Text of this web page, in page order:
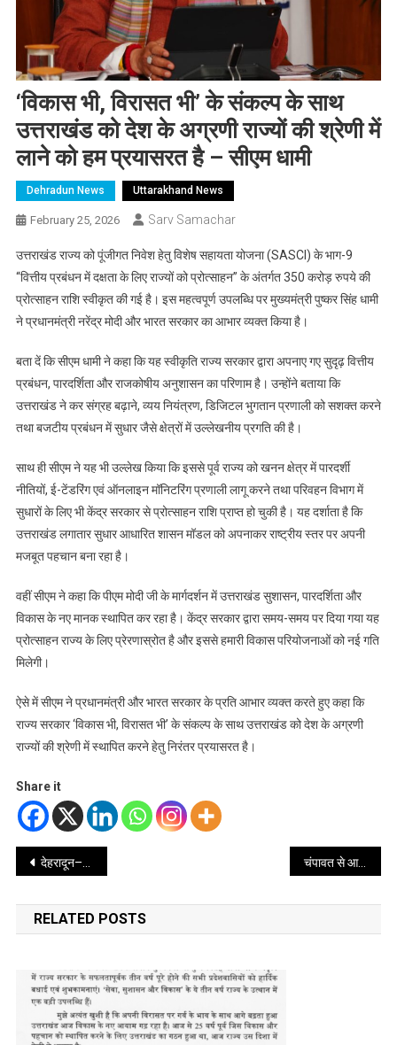
‘विकास भी, विरासत भी’ के संकल्प के साथ
उत्तराखंड को देश के अग्रणी राज्यों की श्रेणी में
लाने को हम प्रयासरत है – सीएम धामी
Dehradun News Uttarakhand News
February 25, 2026 Sarv Samachar
उत्तराखंड राज्य को पूंजीगत निवेश हेतु विशेष सहायता योजना (SASCI) के भाग-9
“वित्तीय प्रबंधन में दक्षता के लिए राज्यों को प्रोत्साहन” के अंतर्गत 350 करोड़ रुपये की
प्रोत्साहन राशि स्वीकृत की गई है। इस महत्वपूर्ण उपलब्धि पर मुख्यमंत्री पुष्कर सिंह धामी
ने प्रधानमंत्री नरेंद्र मोदी और भारत सरकार का आभार व्यक्त किया है।
बता दें कि सीएम धामी ने कहा कि यह स्वीकृति राज्य सरकार द्वारा अपनाए गए सुदृढ़ वित्तीय
प्रबंधन, पारदर्शिता और राजकोषीय अनुशासन का परिणाम है। उन्होंने बताया कि
उत्तराखंड ने कर संग्रह बढ़ाने, व्यय नियंत्रण, डिजिटल भुगतान प्रणाली को सशक्त करने
तथा बजटीय प्रबंधन में सुधार जैसे क्षेत्रों में उल्लेखनीय प्रगति की है।
साथ ही सीएम ने यह भी उल्लेख किया कि इससे पूर्व राज्य को खनन क्षेत्र में पारदर्शी
नीतियों, ई-टेंडरिंग एवं ऑनलाइन मॉनिटरिंग प्रणाली लागू करने तथा परिवहन विभाग में
सुधारों के लिए भी केंद्र सरकार से प्रोत्साहन राशि प्राप्त हो चुकी है। यह दर्शाता है कि
उत्तराखंड लगातार सुधार आधारित शासन मॉडल को अपनाकर राष्ट्रीय स्तर पर अपनी
मजबूत पहचान बना रहा है।
वहीं सीएम ने कहा कि पीएम मोदी जी के मार्गदर्शन में उत्तराखंड सुशासन, पारदर्शिता और
विकास के नए मानक स्थापित कर रहा है। केंद्र सरकार द्वारा समय-समय पर दिया गया यह
प्रोत्साहन राज्य के लिए प्रेरणास्रोत है और इससे हमारी विकास परियोजनाओं को नई गति
मिलेगी।
ऐसे में सीएम ने प्रधानमंत्री और भारत सरकार के प्रति आभार व्यक्त करते हुए कहा कि
राज्य सरकार ‘विकास भी, विरासत भी’ के संकल्प के साथ उत्तराखंड को देश के अग्रणी
राज्यों की श्रेणी में स्थापित करने हेतु निरंतर प्रयासरत है।
Share it
Post
navigation
देहरादून–मसूरी रोपवे परियोजना में हो रही देरी पर संज्ञान लेते हुए सीएस बर्द्धन ने जताई नाराजगी, दिए सख्त निर्देश चंपावत से आए होलियारों ने सीएम आवास पहुंच कर सीएम धामी से कि मुलाकात, होली की शुभकामनाएं भी दी
RELATED POSTS